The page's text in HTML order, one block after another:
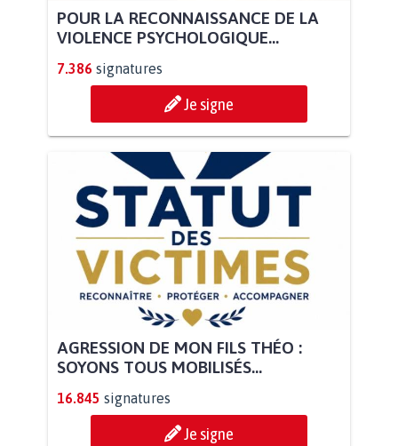
POUR LA RECONNAISSANCE DE LA
VIOLENCE PSYCHOLOGIQUE...
7.386 signatures
Je signe
AGRESSION DE MON FILS THÉO :
SOYONS TOUS MOBILISÉS...
16.845 signatures
Je signe